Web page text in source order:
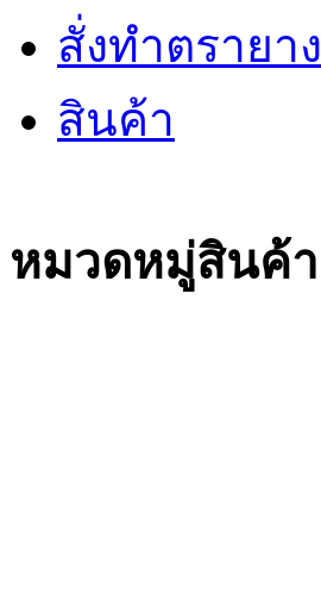
สั่งทำตรายาง
สินค้า
หมวดหมู่สินค้า